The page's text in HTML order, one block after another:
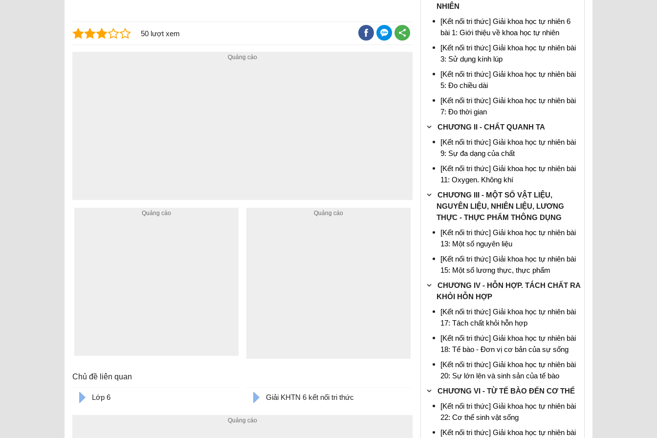
50 lượt xem
Chủ đề liên quan
Lớp 6 Giải KHTN 6 kết nối tri thức
NHIÊN
[Kết nối tri thức] Giải khoa học tự nhiên 6
bài 1: Giới thiệu về khoa học tự nhiên
[Kết nối tri thức] Giải khoa học tự nhiên bài
3: Sử dụng kính lúp
[Kết nối tri thức] Giải khoa học tự nhiên bài
5: Đo chiều dài
[Kết nối tri thức] Giải khoa học tự nhiên bài
7: Đo thời gian
CHƯƠNG II - CHẤT QUANH TA
[Kết nối tri thức] Giải khoa học tự nhiên bài
9: Sự đa dạng của chất
[Kết nối tri thức] Giải khoa học tự nhiên bài
11: Oxygen. Không khí
CHƯƠNG III - MỘT SỐ VẬT LIỆU,
NGUYÊN LIỆU, NHIÊN LIỆU, LƯƠNG
THỰC - THỰC PHẨM THÔNG DỤNG
[Kết nối tri thức] Giải khoa học tự nhiên bài
13: Một số nguyên liệu
[Kết nối tri thức] Giải khoa học tự nhiên bài
15: Một số lương thực, thực phẩm
CHƯƠNG IV - HỖN HỢP. TÁCH CHẤT RA
KHỎI HỖN HỢP
[Kết nối tri thức] Giải khoa học tự nhiên bài
17: Tách chất khỏi hỗn hợp
[Kết nối tri thức] Giải khoa học tự nhiên bài
18: Tế bào - Đơn vị cơ bản của sự sống
[Kết nối tri thức] Giải khoa học tự nhiên bài
20: Sự lớn lên và sinh sản của tế bào
CHƯƠNG VI - TỪ TẾ BÀO ĐẾN CƠ THỂ
[Kết nối tri thức] Giải khoa học tự nhiên bài
22: Cơ thể sinh vật sống
[Kết nối tri thức] Giải khoa học tự nhiên bài